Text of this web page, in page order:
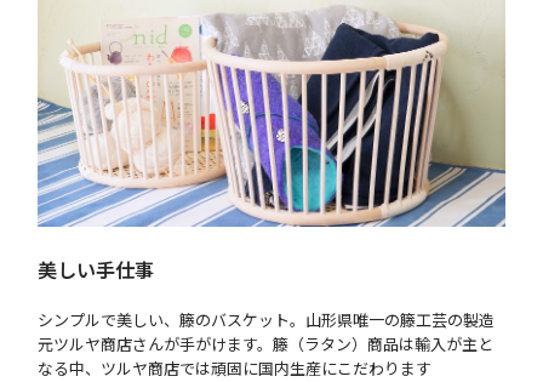
美しい手仕事
シンプルで美しい、籐のバスケット。山形県唯一の籐工芸の製造
元ツルヤ商店さんが手がけます。籐（ラタン）商品は輸入が主と
なる中、ツルヤ商店では頑固に国内生産にこだわります